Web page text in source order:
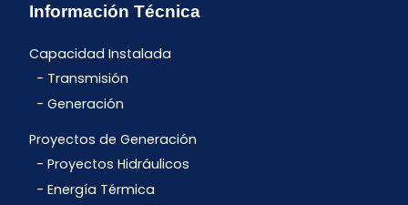
Información Técnica
Capacidad Instalada
Transmisión
Generación
Proyectos de Generación
Proyectos Hidráulicos
Energía Térmica